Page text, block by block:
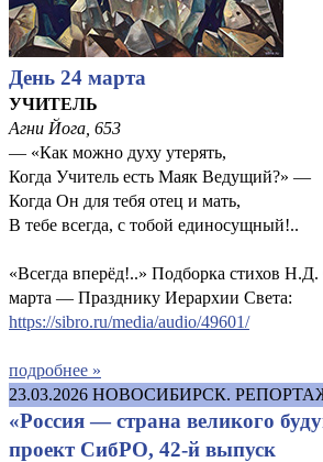
День 24 марта
УЧИТЕЛЬ
Агни Йога, 653
— «Как можно духу утерять,
Когда Учитель есть Маяк Ведущий?» —
Когда Он для тебя отец и мать,
В тебе всегда, с тобой единосущный!..
«Всегда вперёд!..» Подборка стихов
марта — Празднику Иерархии Света:
https://sibro.ru/media/audio/49601/
подробнее »
23.03.2026 НОВОСИБИРСК.
«Россия — страна великого
проект СибРО, 42-й выпуск